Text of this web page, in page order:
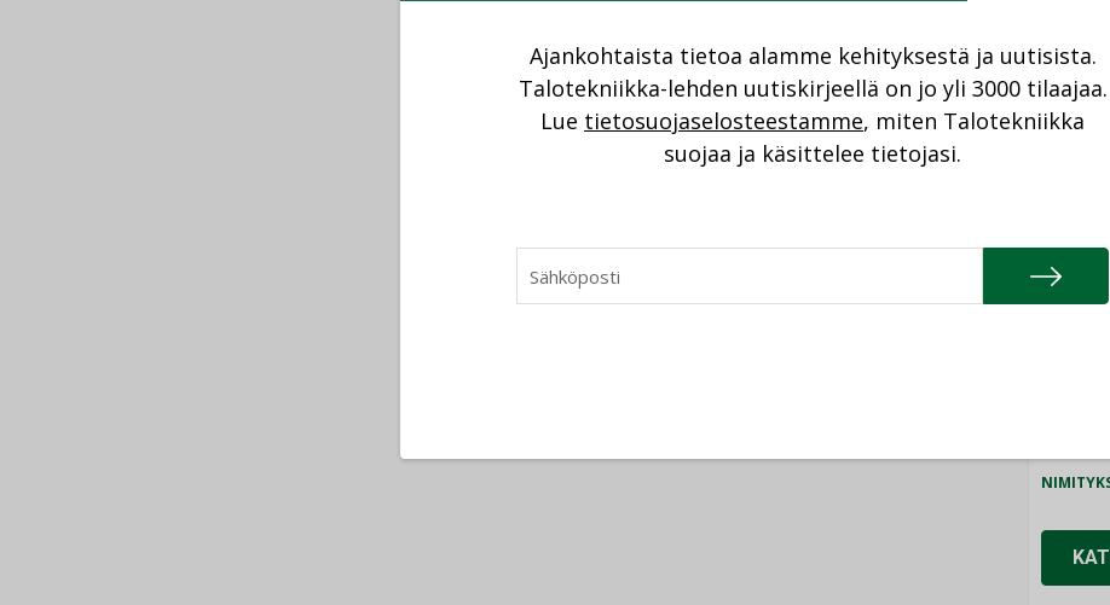
Refair
Ajankohtaista tietoa alamme kehityksestä ja uutisista.
Talotekniikka-lehden uutiskirjeellä on jo yli 3000 tilaajaa.
Lue tietosuojaselosteestamme, miten Talotekniikka
suojaa ja käsittelee tietojasi.